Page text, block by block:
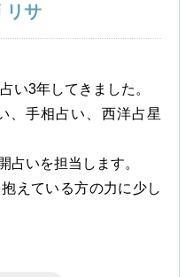
リサ
い3年してきました。
、手相占い、西洋占星
占いを担当します。
えている方の力に少し